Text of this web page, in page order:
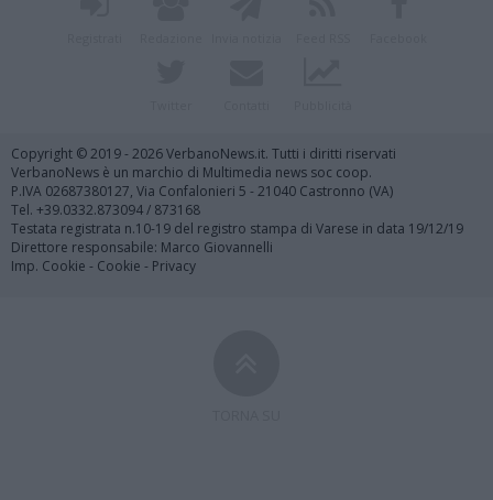
Copyright © 2019 - 2026 VerbanoNews.it. Tutti i diritti riservati
VerbanoNews è un marchio di Multimedia news soc coop.
P.IVA 02687380127, Via Confalonieri 5 - 21040 Castronno (VA)
Tel. +39.0332.873094 / 873168
Testata registrata n.10-19 del registro stampa di Varese in data 19/12/19
Direttore responsabile: Marco Giovannelli
Imp. Cookie - Cookie - Privacy